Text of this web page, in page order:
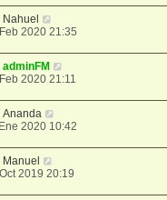
Nahuel
2020 21:35
adminFM
2020 21:11
Ananda
2020 10:42
Manuel
2019 20:19